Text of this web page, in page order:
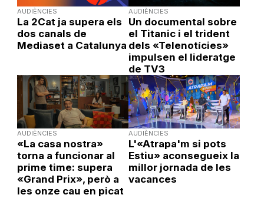
AUDIÈNCIES
La 2Cat ja supera els
dos canals de
Mediaset a Catalunya
AUDIÈNCIES
Un documental sobre
el Titanic i el trident
dels «Telenotícies»
impulsen el lideratge
de TV3
AUDIÈNCIES
«La casa nostra»
torna a funcionar al
prime time: supera
«Grand Prix», però a
les onze cau en picat
AUDIÈNCIES
L'«Atrapa'm si pots
Estiu» aconsegueix la
millor jornada de les
vacances